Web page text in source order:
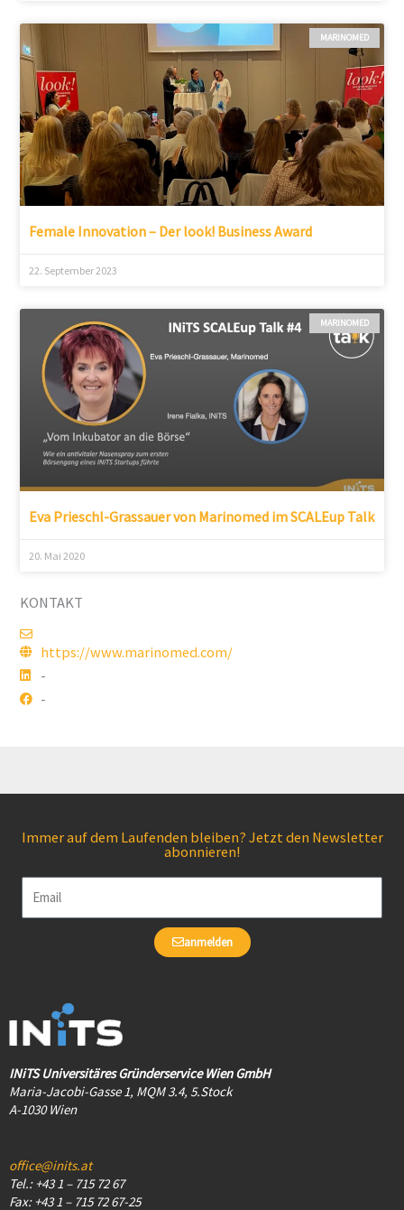
MARINOMED
Female Innovation – Der look! Business Award
22. September 2023
MARINOMED
Eva Prieschl-Grassauer von Marinomed im SCALEup Talk
20. Mai 2020
KONTAKT
https://www.marinomed.com/
-
-
Immer auf dem Laufenden bleiben? Jetzt den Newsletter
abonnieren!
Email
anmelden
INiTS Universitäres Gründerservice Wien GmbH
Maria-Jacobi-Gasse 1, MQM 3.4, 5.Stock
A-1030 Wien
office@inits.at
Tel.: +43 1 – 715 72 67
Fax: +43 1 – 715 72 67-25